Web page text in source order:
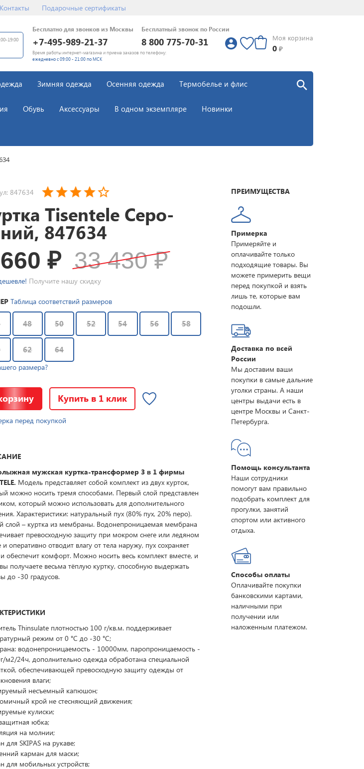
Контакты Подарочные сертификаты
19:00
Бесплатно для звонков из Москвы
+7-495-989-21-37
Бесплатный звонок по России
8 800 775-70-31
Время работы интернет-магазина и приема заказов по телефону:
ежедневно с 09:00 - 21:00 по МСК
Моя корзина
0 ₽
Зимняя одежда Осенняя одежда Термобелье и флис
Обувь Аксессуары В одном экземпляре Новинки
847634
Tisentele Серо-
847634
₽ 33 430₽
Получите нашу скидку
Таблица соответствий размеров
48 50 52 54 56 58
62 64
размера?
Купить в 1 клик
перед покупкой
мужская куртка-трансформер 3 в 1 фирмы
Модель представляет собой комплект из двух курток,
можно носить тремя способами. Первый слой представлен
который можно использовать для дополнительного
Характеристики: натуральный пух (80% пух, 20% перо).
слой – куртка из мембраны. Водонепроницаемая мембрана
превосходную защиту при мокром снеге или ледяном
оперативно отводит влагу от тела наружу, пух сохраняет
обеспечит комфорт. Можно носить весь комплект вместе, и
получаете весьма тёплую куртку, способную выдержать
до -30 градусов.
Thinsulate плотностью 100 г/кв.м. поддерживает
режим от 0 °C до -30 °C;
водонепроницаемость - 10000мм, паропроницаемость -
м2/24ч, дополнительно одежда обработана специальной
обеспечивающей превосходную защиту одежды от
влаги;
несъемный капюшон;
крой не стесняющий движения;
кулиски;
юбка;
на молнии;
для SKIPAS на рукаве;
карман для маски;
для мобильных устройств;
ПРЕИМУЩЕСТВА
Примерка
Примеряйте и
оплачивайте только
подходящие товары. Вы
можете примерить вещи
перед покупкой и взять
лишь те, которые вам
подошли.
Доставка по всей
России
Мы доставим ваши
покупки в самые дальние
уголки страны. А наши
центры выдачи есть в
центре Москвы и Санкт-
Петербурга.
Помощь консультанта
Наши сотрудники
помогут вам правильно
подобрать комплект для
прогулки, занятий
спортом или активного
отдыха.
Способы оплаты
Оплачивайте покупки
банковскими картами,
наличными при
получении или
наложенным платежом.